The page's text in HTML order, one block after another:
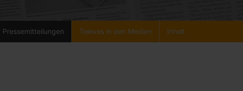
Pressemitteilungen Televes in den Medien Inhalt